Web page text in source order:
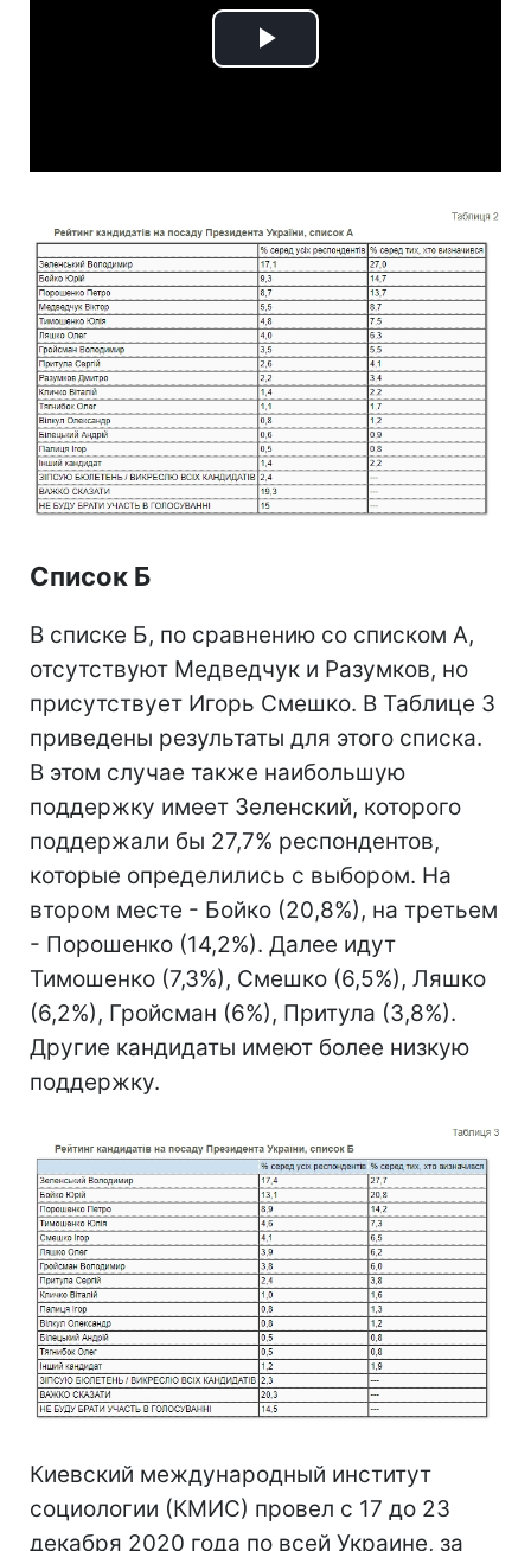
Play
Список Б
В списке Б, по сравнению со списком А,
отсутствуют Медведчук и Разумков, но
присутствует Игорь Смешко. В Таблице 3
приведены результаты для этого списка.
В этом случае также наибольшую
поддержку имеет Зеленский, которого
поддержали бы 27,7% респондентов,
которые определились с выбором. На
втором месте - Бойко (20,8%), на третьем
- Порошенко (14,2%). Далее идут
Тимошенко (7,3%), Смешко (6,5%), Ляшко
(6,2%), Гройсман (6%), Притула (3,8%).
Другие кандидаты имеют более низкую
поддержку.
Киевский международный институт
социологии (КМИС) провел с 17 до 23
декабря 2020 года по всей Украине, за